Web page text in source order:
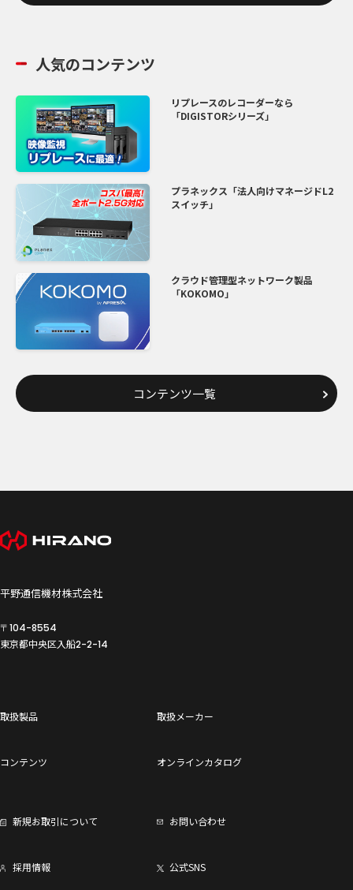
人気のコンテンツ
リプレースのレコーダーなら
「DIGISTORシリーズ」
プラネックス「法人向けマネージドL2
スイッチ」
クラウド管理型ネットワーク製品
「KOKOMO」
コンテンツ一覧
平野通信機材株式会社
〒104-8554
東京都中央区入船2-2-14
取扱製品 取扱メーカー
コンテンツ オンラインカタログ
新規お取引について お問い合わせ
採用情報 公式SNS